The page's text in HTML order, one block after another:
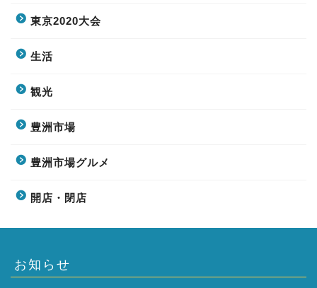
東京2020大会
生活
観光
豊洲市場
豊洲市場グルメ
開店・閉店
お知らせ